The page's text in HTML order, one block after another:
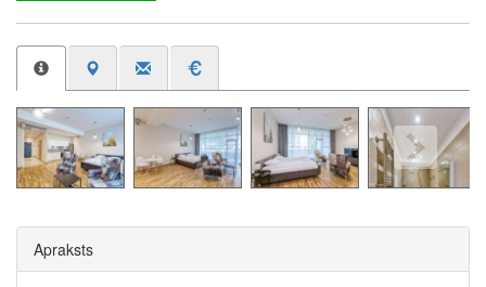
Apraksts